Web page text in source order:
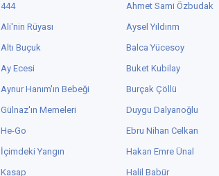
444
Ali'nin Rüyası
Altı Buçuk
Ay Ecesi
Aynur Hanım'ın Bebeği
Gülnaz'ın Memeleri
He-Go
İçimdeki Yangın
Kasap
Ahmet Sami Özbudak
Aysel Yıldırım
Balca Yücesoy
Buket Kubilay
Burçak Çöllü
Duygu Dalyanoğlu
Ebru Nihan Celkan
Hakan Emre Ünal
Halil Babür